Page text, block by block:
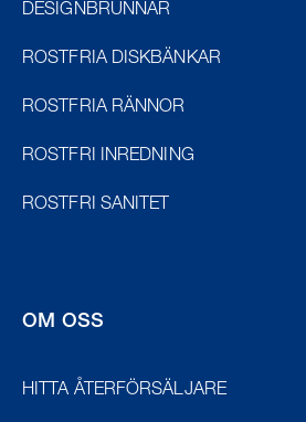
DESIGNBRUNNAR
ROSTFRIA DISKBÄNKAR
ROSTFRIA RÄNNOR
ROSTFRI INREDNING
ROSTFRI SANITET
OM OSS
HITTA ÅTERFÖRSÄLJARE